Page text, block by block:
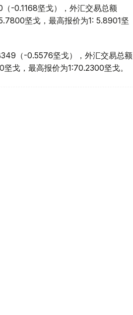
-0.1168坚戈），外汇交易总额
坚戈，最高报价为1: 5.8901坚
（-0.5576坚戈），外汇交易总额
戈，最高报价为1:70.2300坚戈。